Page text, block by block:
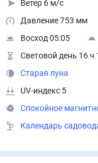
Ветер 6 м/с
Давление 753 мм
Восход 05:05
Световой день 16 ч
Старая луна
UV-индекс 5
Спокойное
Календарь